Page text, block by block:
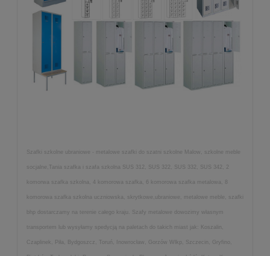
Szafki szkolne ubraniowe - metalowe szafki do szatni szkolne Malow, szkolne meble
socjalne,Tania szafka i szafa szkolna SUS 312, SUS 322, SUS 332, SUS 342, 2
komorwa szafka szkolna, 4 komorowa szafka, 6 komorowa szafka metalowa, 8
komorowa szafka szkolna uczniowska, skrytkowe,ubraniowe, metalowe meble, szafki
bhp dostarczamy na terenie całego kraju. Szafy metalowe dowozimy własnym
transportem lub wysyłamy spedycją na paletach do takich miast jak: Koszalin,
Czaplinek, Piła, Bydgoszcz, Toruń, Inowrocław, Gorzów Wlkp, Szczecin, Gryfino,